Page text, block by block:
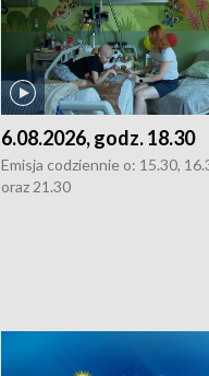
6.08.2026, godz. 18.30
Emisja codziennie o: 15.30,
oraz 21.30